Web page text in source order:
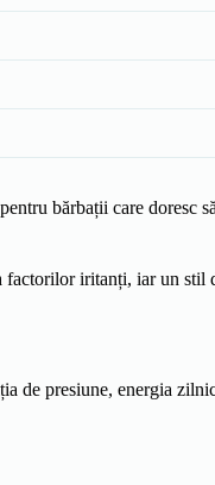
bărbații care doresc
iritanți, iar un stil
de presiune, energia